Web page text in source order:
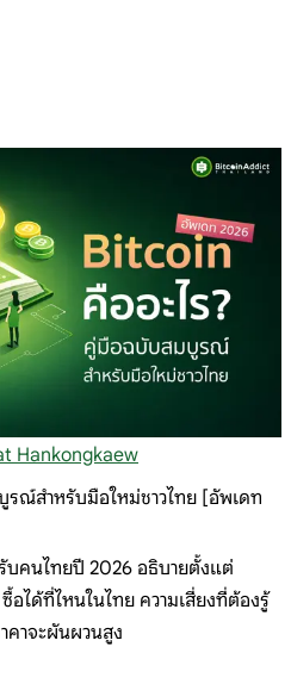
Hankongkaew
ณ์สำหรับมือใหม่ชาวไทย [อัพเดท
คนไทยปี 2026 อธิบายตั้งแต่
อได้ที่ไหนในไทย ความเสี่ยงที่ต้องรู้
าจะผันผวนสูง